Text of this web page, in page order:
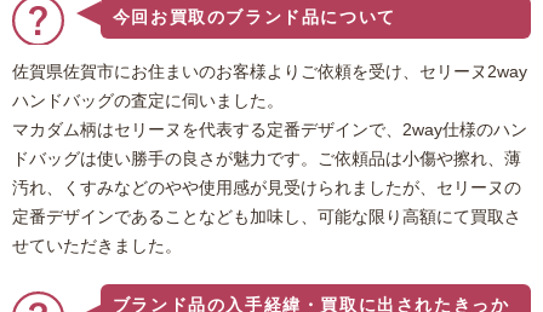
今回お買取のブランド品について
佐賀県佐賀市にお住まいのお客様よりご依頼を受け、セリーヌ2way
ハンドバッグの査定に伺いました。
マカダム柄はセリーヌを代表する定番デザインで、2way仕様のハン
ドバッグは使い勝手の良さが魅力です。ご依頼品は小傷や擦れ、薄
汚れ、くすみなどのやや使用感が見受けられましたが、セリーヌの
定番デザインであることなども加味し、可能な限り高額にて買取さ
せていただきました。
ブランド品の入手経緯・買取に出されたきっか